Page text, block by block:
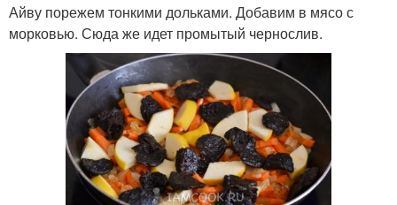
Айву порежем тонкими дольками. Добавим в мясо с
морковью. Сюда же идет промытый чернослив.